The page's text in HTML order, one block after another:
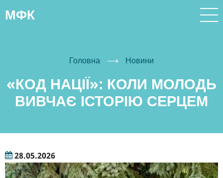
до
МФК
Головна ⟶ Новини
«КОД НАЦІЇ»: КОЛИ МОЛОДЬ
ВИВЧАЄ ІСТОРІЮ СЕРЦЕМ
28.05.2026